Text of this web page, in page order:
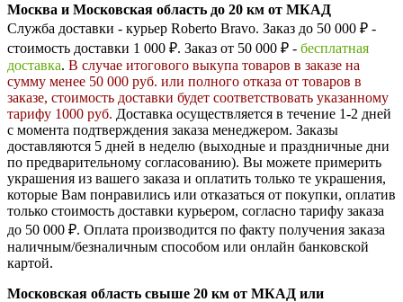
Москва и Московская область до 20 км от МКАД
Служба доставки - курьер Roberto Bravo. Заказ до 50 000 ₽ -
стоимость доставки 1 000 ₽. Заказ от 50 000 ₽ - бесплатная
доставка. В случае итогового выкупа товаров в заказе на
сумму менее 50 000 руб. или полного отказа от товаров в
заказе, стоимость доставки будет соответствовать указанному
тарифу 1000 руб. Доставка осуществляется в течение 1-2 дней
с момента подтверждения заказа менеджером. Заказы
доставляются 5 дней в неделю (выходные и праздничные дни
по предварительному согласованию). Вы можете примерить
украшения из вашего заказа и оплатить только те украшения,
которые Вам понравились или отказаться от покупки, оплатив
только стоимость доставки курьером, согласно тарифу заказа
до 50 000 ₽. Оплата производится по факту получения заказа
наличным/безналичным способом или онлайн банковской
картой.
Московская область cвыше 20 км от МКАД или